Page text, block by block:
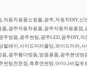
,자동차용품쇼핑몰,광주,자동차DIY,
품,광주자동차용품,광주자동차용품
주방음,광주썬팅,광주LED,광주DIY,
릴레이,사이드미러폴딩,와이드미러,
음,광주휀더방음,방음용품,광주본넷
썬팅전문점,측후면썬팅,아이나비칼